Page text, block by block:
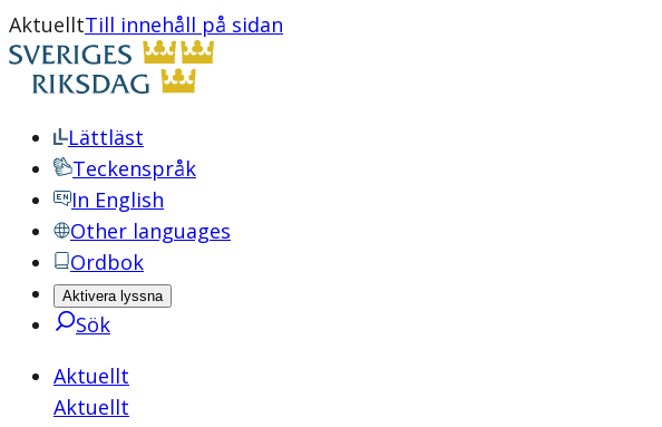
AktuelltTill innehåll på sidan
Lättläst
Teckenspråk
In English
Other languages
Ordbok
Aktivera lyssna
Sök
Aktuellt
Aktuellt